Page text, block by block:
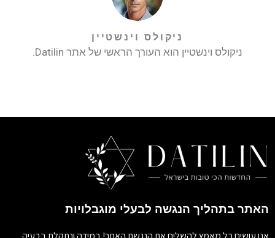
ניקולס וינשטיין
ניקולס וינשטיין הוא העורך הראשי של אתר Datilin.
האתר בתהליך הנגשה לבעלי מוגבלויות